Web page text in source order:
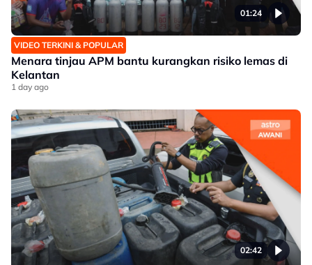
01:24
VIDEO TERKINI & POPULAR
Menara tinjau APM bantu kurangkan risiko lemas di
Kelantan
1 day ago
02:42